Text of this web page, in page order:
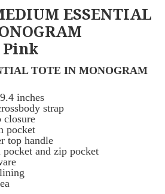
ESSENTIAL
Pink
TOTE IN MONOGRAM
inches
strap
closure
pocket
top handle
and zip pocket